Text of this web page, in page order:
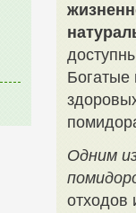
Богатые
Одним
отходов